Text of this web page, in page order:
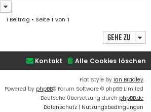
1 Beitrag • Seite1 von 1
Gehe zu
Alle Cookies löschen
Kontakt
Flat Style by Ian Bradley
Powered by phpBB® Forum Software © phpBB Limited
Deutsche Übersetzung durch phpBB.de
Datenschutz | Nutzungsbedingungen